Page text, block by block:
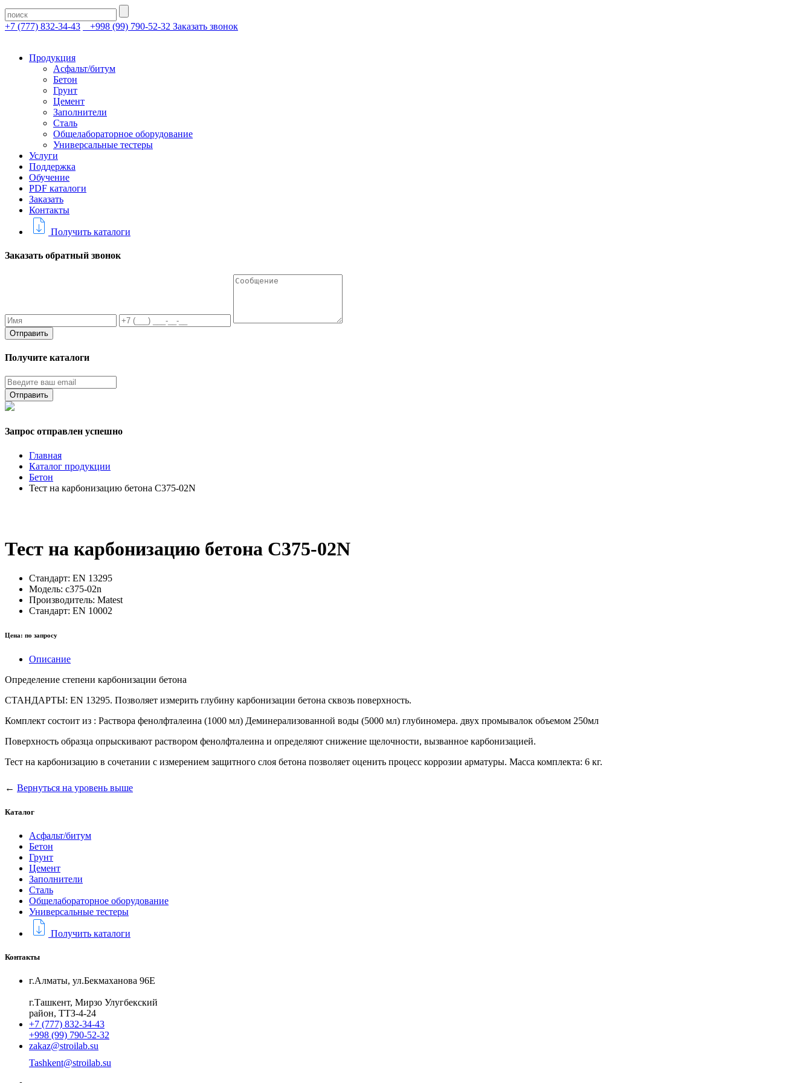
+7 (777) 832-34-43 +998 (99) 790-52-32 Заказать звонок
Продукция
Асфальт/битум
Бетон
Грунт
Цемент
Заполнители
Сталь
Общелабораторное оборудование
Универсальные тестеры
Услуги
Поддержка
Обучение
PDF каталоги
Заказать
Контакты
Получить каталоги
Заказать обратный звонок
Получите каталоги
Запрос отправлен успешно
Главная
Каталог продукции
Бетон
Тест на карбонизацию бетона C375-02N
Тест на карбонизацию бетона C375-02N
Стандарт: EN 13295
Модель: c375-02n
Производитель: Matest
Стандарт: EN 10002
Цена: по запросу
Описание
Определение степени карбонизации бетона
СТАНДАРТЫ: EN 13295. Позволяет измерить глубину карбонизации бетона сквозь поверхность.
Комплект состоит из : Раствора фенолфталеина (1000 мл) Деминерализованной воды (5000 мл) глубиномера. двух промывалок объемом 250мл
Поверхность образца опрыскивают раствором фенолфталеина и определяют снижение щелочности, вызванное карбонизацией.
Тест на карбонизацию в сочетании с измерением защитного слоя бетона позволяет оценить процесс коррозии арматуры. Масса комплекта: 6 кг.
← Вернуться на уровень выше
Каталог
Асфальт/битум
Бетон
Грунт
Цемент
Заполнители
Сталь
Общелабораторное оборудование
Универсальные тестеры
Получить каталоги
Контакты
г.Алматы, ул.Бекмаханова 96Е
г.Ташкент, Мирзо Улугбекский
район, ТТЗ-4-24
+7 (777) 832-34-43
+998 (99) 790-52-32
zakaz@stroilab.su
Tashkent@stroilab.su